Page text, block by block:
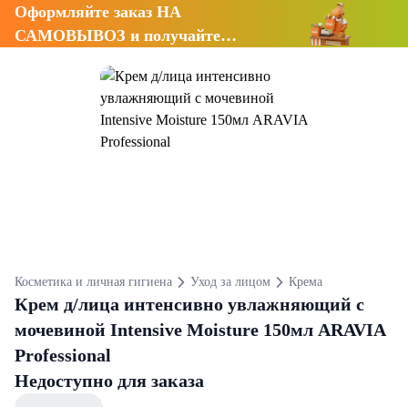
Оформляйте заказ НА
САМОВЫВОЗ и получайте
Косметика и личная гигиена Уход за лицом Крема
Крем д/лица интенсивно увлажняющий с
мочевиной Intensive Moisture 150мл ARAVIA
Professional
Недоступно для заказа